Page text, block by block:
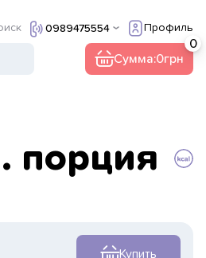
0989475554 Профиль
Сумма:0
порция
Купить